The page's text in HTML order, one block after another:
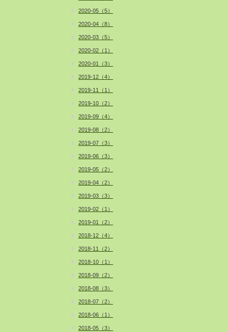
2020-05（5）
2020-04（8）
2020-03（5）
2020-02（1）
2020-01（3）
2019-12（4）
2019-11（1）
2019-10（2）
2019-09（4）
2019-08（2）
2019-07（3）
2019-06（3）
2019-05（2）
2019-04（2）
2019-03（3）
2019-02（1）
2019-01（2）
2018-12（4）
2018-11（2）
2018-10（1）
2018-09（2）
2018-08（3）
2018-07（2）
2018-06（1）
2018-05（3）